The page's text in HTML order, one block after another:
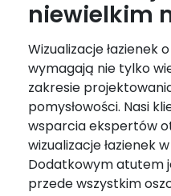
niewielkim
Wizualizacje łazienek
wymagają nie tylko
zakresie
pomysłowości. Nasi
wsparcia ekspertów
wizualizacje łazienek
Dodatkowym atutem
przede wszystkim